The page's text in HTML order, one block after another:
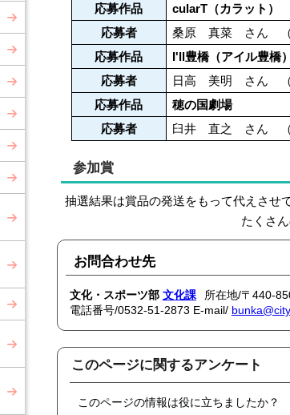
応募作品
cularT（カラット）
応募者
桑原 真菜 さん （
応募作品
I'll豊橋（アイル豊橋）
応募者
日高 美明 さん （
応募作品
穂の国劇場
応募者
臼井 直之 さん （
参加賞
抽選結果は賞品の発送をもって代えさせ
たくさ
お問合わせ先
文化・スポーツ部 文化課
所在地/〒440-
電話番号/0532-51-2873 E-mail/
このページに関するアンケート
このページの情報は役に立ちましたか？